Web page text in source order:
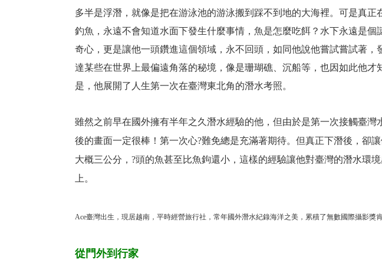
多半是浮潛，就像是把在游泳池的游泳搬到踩不到地的大海裡。可是真
釣魚，永遠不會知道水面下發生什麼事情，魚是怎麼吃餌？水下永遠是
奇心，更是讓他一頭鑽進這個領域，永不回頭，如同他說他嘗試嘗試著
達某些在世界上最偏遠角落的秘境，像是珊瑚礁、沉船等，也因如此他
是，他展開了人生第一次在臺灣東北角的潛水考照。
雖然之前早在國外擁有半年之久潛水經驗的他，但由於是第一次接觸臺
後的畫面一定很棒！第一次心?難免總是充滿著期待。但真正下潛後，卻
大概三公分，?頭的魚甚至比魚鉤還小，這樣的經驗讓他對臺灣的潛水環
上。
Ace臺灣出生，現居越南，平時經營旅行社，常年國外潛水紀錄海洋之美，累積了無數國際攝影獎
從門外到行家